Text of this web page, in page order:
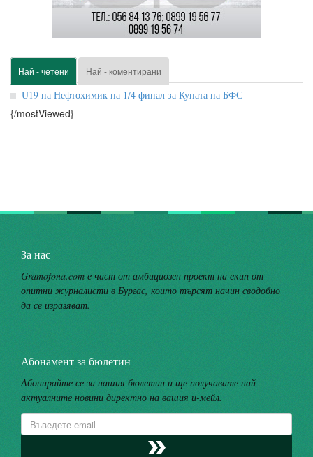
Най - четени Най - коментирани
U19 на Нефтохимик на 1/4 финал за Купата на БФС
{/mostViewed}
За нас
Gramofona.com е част от амбициозен проект на екип от
опитни журналисти в Бургас, които търсят начин сводобно
да се изразяват.
Абонамент за бюлетин
Абонирайте се за нашия бюлетин и ще получавате най-
актуалните новини директно на вашия и-мейл.